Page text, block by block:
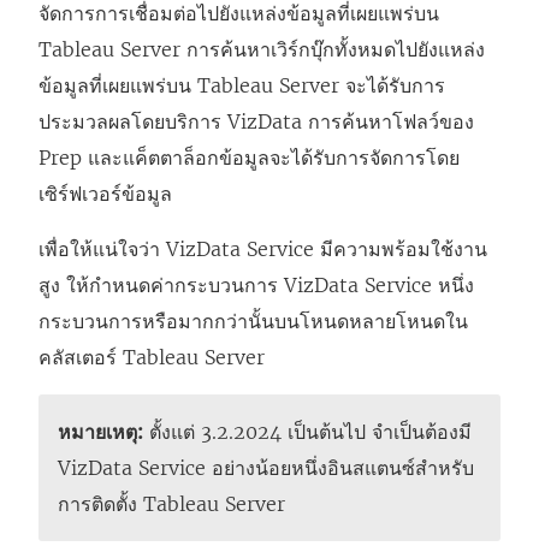
จัดการการเชื่อมต่อไปยังแหล่งข้อมูลที่เผยแพร่บน
Tableau Server การค้นหาเวิร์กบุ๊กทั้งหมดไปยังแหล่ง
ข้อมูลที่เผยแพร่บน Tableau Server จะได้รับการ
ประมวลผลโดยบริการ VizData การค้นหาโฟลว์ของ
Prep และแค็ตตาล็อกข้อมูลจะได้รับการจัดการโดย
เซิร์ฟเวอร์ข้อมูล
เพื่อให้แน่ใจว่า VizData Service มีความพร้อมใช้งาน
สูง ให้กำหนดค่ากระบวนการ VizData Service หนึ่ง
กระบวนการหรือมากกว่านั้นบนโหนดหลายโหนดใน
คลัสเตอร์ Tableau Server
หมายเหตุ: ตั้งแต่ 3.2.2024 เป็นต้นไป จำเป็นต้องมี
VizData Service อย่างน้อยหนึ่งอินสแตนซ์สำหรับ
การติดตั้ง Tableau Server